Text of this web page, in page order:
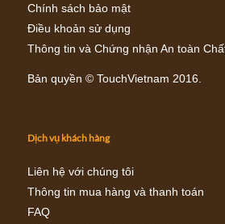
Chính sách bảo mật
Điều khoản sử dụng
Thông tin và Chứng nhận An toàn
Bản quyền © TouchVietnam 2016.
Dịch vụ khách hàng
Liên hệ với chúng tôi
Thông tin mua hàng và thanh toán
FAQ